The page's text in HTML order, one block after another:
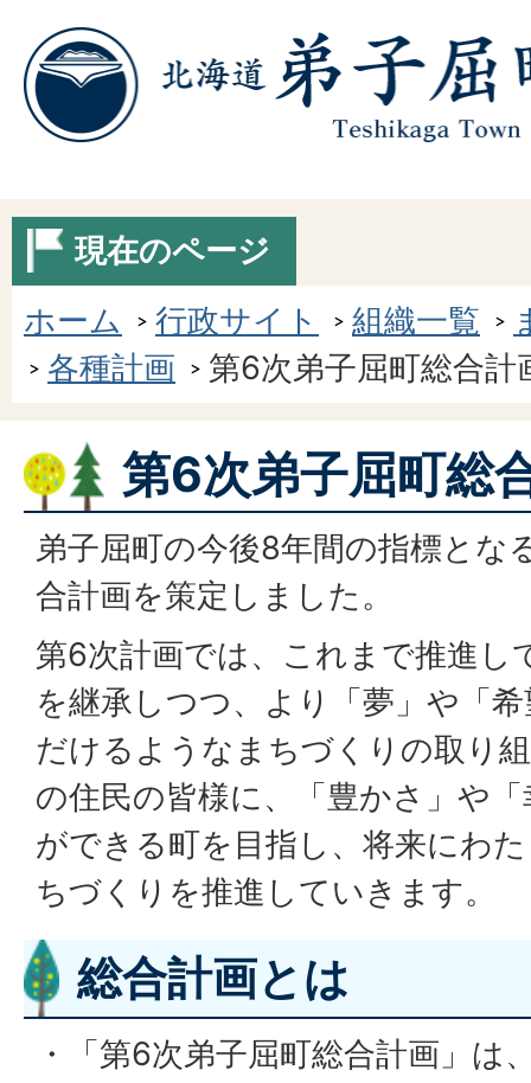
現在のページ
ホーム
行政サイト 組織一覧
各種計画
第6次弟子屈町総合計
第6次弟子屈町総
弟子屈町の今後8年間の指標とな
合計画を策定しました。
第6次計画では、これまで推進し
を継承しつつ、より「夢」や「
だけるようなまちづくりの取り
の住民の皆様に、「豊かさ」や
ができる町を目指し、将来にわ
ちづくりを推進していきます。
総合計画とは
・「第6次弟子屈町総合計画」は